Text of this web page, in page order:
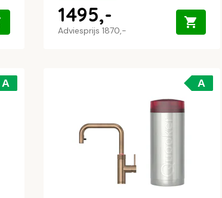
Adviesprijs 1870,-
1495,-
A A